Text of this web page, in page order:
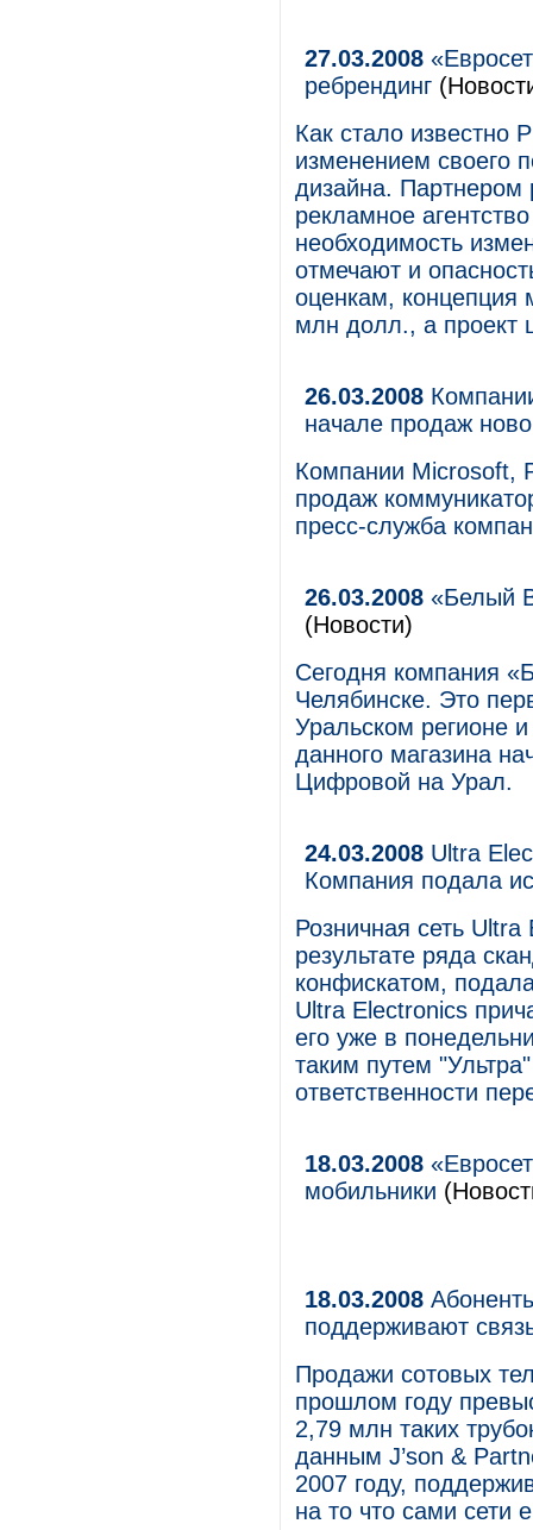
27.03.2008
ребрендинг
Как стало известно
изменением своего
дизайна. Партнером
рекламное
необходимость
отмечают и
оценкам, концепция
млн долл., а
26.03.2008
начале продаж
Компании Microsoft,
продаж
пресс-служба
26.03.2008 «Белый
(Новости)
Сегодня компания
Челябинске. Это
Уральском регионе
данного магазина
Цифровой на Урал.
24.03.2008 Ultra
Компания подала
Розничная сеть
результате ряда
конфискатом,
Ultra Electronics
его уже в
таким путем
ответственности
18.03.2008
мобильники
18.03.2008
поддерживают
Продажи сотовых
прошлом году
2,79 млн таких
данным J’son &
2007 году,
на то что сами сети